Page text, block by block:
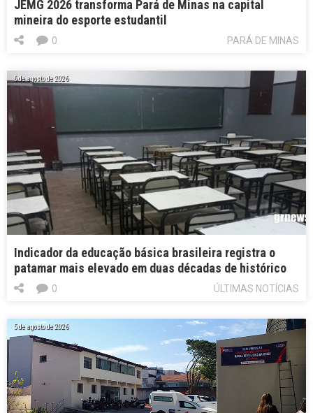
JEMG 2026 transforma Pará de Minas na capital
mineira do esporte estudantil
PARÁ DE MINAS
0
6 de agosto de 2026
Indicador da educação básica brasileira registra o
patamar mais elevado em duas décadas de histórico
ÚLTIMAS NOTÍCIAS
0
5 de agosto de 2026